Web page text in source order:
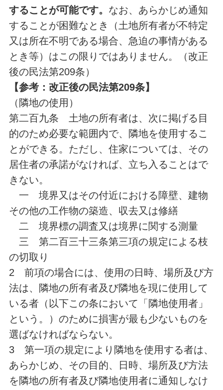
することが可能です。 なお、あらかじめ通知
することが困難なとき（土地所有者が不特定
又は所在不明である場合、急迫の事情がある
とき等）はこの限りではありません。（改正
後の民法第209条）
【参考：改正後の民法第209条】
（隣地の使用）
第二百九条 土地の所有者は、次に掲げる目
的のため必要な範囲内で、隣地を使用するこ
とができる。ただし、住家については、その
居住者の承諾がなければ、立ち入ることはで
きない。
一 境界又はその付近における障壁、建物
その他の工作物の築造、収去又は修繕
二 境界標の調査又は境界に関する測量
三 第二百三十三条第三項の規定による枝
の切取り
2 前項の場合には、使用の日時、場所及び方
法は、隣地の所有者及び隣地を現に使用して
いる者（以下この条において「隣地使用者」
という。）のために損害が最も少ないものを
選ばなければならない。
3 第一項の規定により隣地を使用する者は、
あらかじめ、その目的、日時、場所及び方法
を隣地の所有者及び隣地使用者に通知しなけ